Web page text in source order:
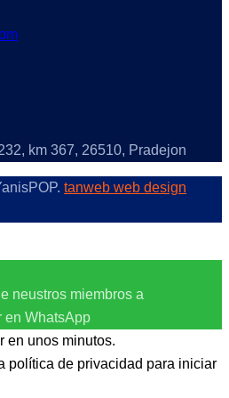
km 367, 26510, Pradejon
tanweb web design
neustros miembros a
en WhatsApp
en unos minutos.
política de privacidad para iniciar